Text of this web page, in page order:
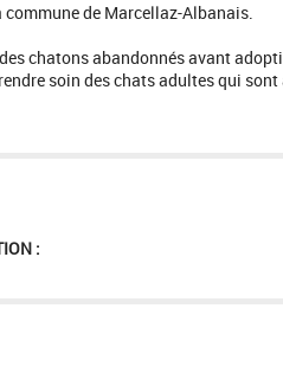
de Marcellaz-Albanais.
chatons abandonnés avant
soin des chats adultes qui
: